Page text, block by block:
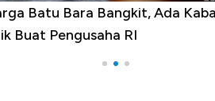
Emas Jatuh Usai Terbang 3
yang Sebenarnya Terjadi?